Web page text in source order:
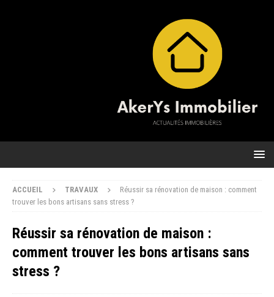
ACCUEIL TRAVAUX
Réussir sa rénovation de maison : comment
trouver les bons artisans sans stress ?
Réussir sa rénovation de maison :
comment trouver les bons artisans sans
stress ?